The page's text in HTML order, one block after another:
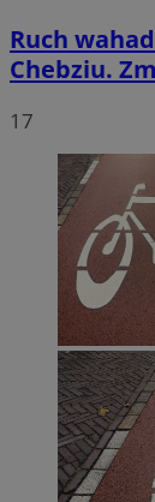
Ruch
Chebziu.
17